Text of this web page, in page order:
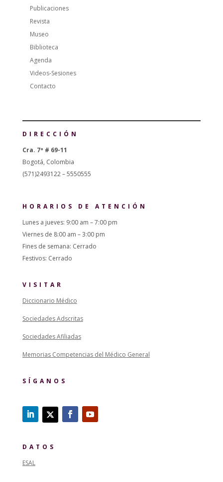
Publicaciones
Revista
Museo
Biblioteca
Agenda
Videos-Sesiones
Contacto
DIRECCIÓN
Cra. 7ª # 69-11
Bogotá, Colombia
(571)2493122 – 5550555
HORARIOS DE ATENCIÓN
Lunes a jueves: 9:00 am – 7:00 pm
Viernes de 8:00 am – 3:00 pm
Fines de semana: Cerrado
Festivos: Cerrado
VISITAR
Diccionario Médico
Sociedades Adscritas
Sociedades Afiliadas
Memorias Competencias del Médico General
SÍGANOS
DATOS
ESAL